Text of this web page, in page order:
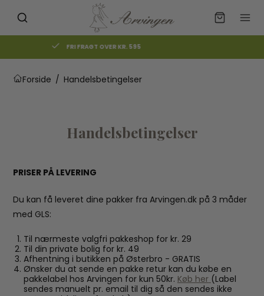
GRATIS AFHENTNING I BUTIKKEN
Forside / Handelsbetingelser
Handelsbetingelser
PRISER PÅ LEVERING
Du kan få leveret dine pakker fra Arvingen.dk på 3 måder
med GLS:
Til nærmeste valgfri pakkeshop for kr. 29
Til din private bolig for kr. 49
Afhentning i butikken på Østerbro - GRATIS
Ønsker du at sende en pakke retur kan du købe en
pakkelabel hos Arvingen for kun 50kr. Køb her (Label
sendes manuelt pr. email til dig så den sendes ikke